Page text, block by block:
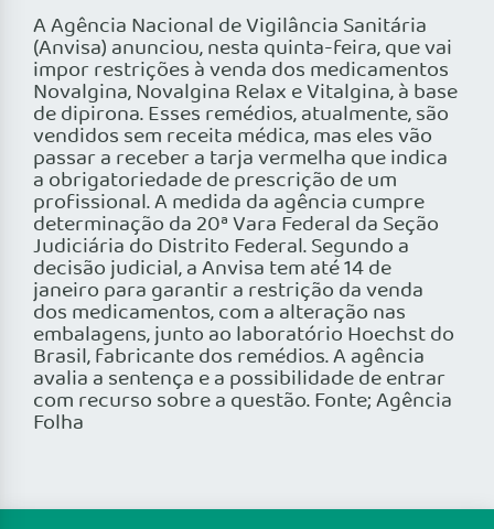
A Agência Nacional de Vigilância Sanitária
(Anvisa) anunciou, nesta quinta-feira, que vai
impor restrições à venda dos medicamentos
Novalgina, Novalgina Relax e Vitalgina, à base
de dipirona. Esses remédios, atualmente, são
vendidos sem receita médica, mas eles vão
passar a receber a tarja vermelha que indica
a obrigatoriedade de prescrição de um
profissional. A medida da agência cumpre
determinação da 20ª Vara Federal da Seção
Judiciária do Distrito Federal. Segundo a
decisão judicial, a Anvisa tem até 14 de
janeiro para garantir a restrição da venda
dos medicamentos, com a alteração nas
embalagens, junto ao laboratório Hoechst do
Brasil, fabricante dos remédios. A agência
avalia a sentença e a possibilidade de entrar
com recurso sobre a questão. Fonte; Agência
Folha